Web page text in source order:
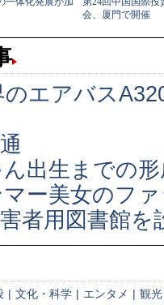
エアバス
出生までの
ー美女のフ
者用図書館を
| 文化・科学 | エンタメ | 観光